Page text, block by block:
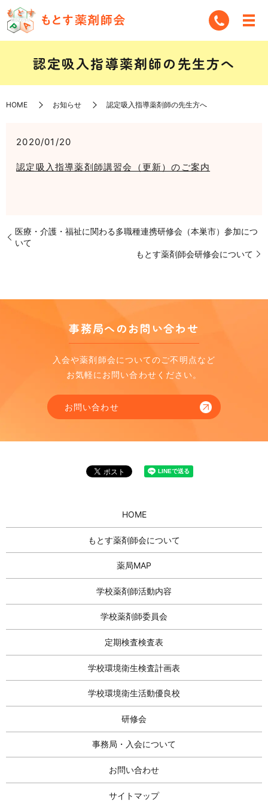
認定吸入指導薬剤師の先生方へ
HOME お知らせ 認定吸入指導薬剤師の先生方へ
2020/01/20
認定吸入指導薬剤師講習会（更新）のご案内
医療・介護・福祉に関わる多職種連携研修会（本巣市）参加につ
いて
もとす薬剤師会研修会について
事務局へのお問い合わせ
入会や薬剤師会についてのご不明点など
お気軽にお問い合わせください。
お問い合わせ
HOME
もとす薬剤師会について
薬局MAP
学校薬剤師活動内容
学校薬剤師委員会
定期検査検査表
学校環境衛生検査計画表
学校環境衛生活動優良校
研修会
事務局・入会について
お問い合わせ
サイトマップ